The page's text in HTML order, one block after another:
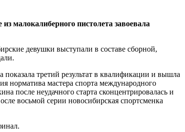
малокалиберного пистолета завоевала
девушки выступали в составе сборной,
третий результат в квалификации и вышла
норматива мастера спорта международного
после неудачного старта сконцентрировалась и
восьмой серии новосибирская спортсменка